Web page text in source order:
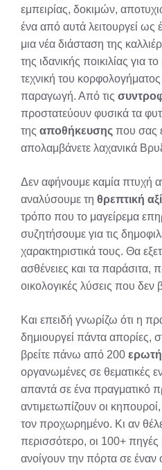
εμπειρίας, δοκιμών,
ένα από αυτά λειτουργεί ως
μια νέα διάσταση της
της ιδανικής ποικιλίας για
τεχνική του
παραγωγή. Από τις
προστατεύουν φυσικά τα
της αποθήκευσης που σας
απολαμβάνετε λαχανικά
Δεν αφήνουμε καμία πτυχή
αναλύσουμε τη θρεπτική
τρόπο που το μαγείρεμα
συζητήσουμε για τις
χαρακτηριστικά τους. Θα
ασθένειες και τα παράσιτα,
οικολογικές λύσεις που δεν
Και επειδή γνωρίζω ότι η
δημιουργεί πάντα απορίες,
βρείτε πάνω από 200
οργανωμένες σε θεματικές
απαντά σε ένα πραγματικό
αντιμετωπίζουν οι
τον προχωρημένο. Κι αν
περισσότερο, οι 100+
ανοίγουν την πόρτα σε